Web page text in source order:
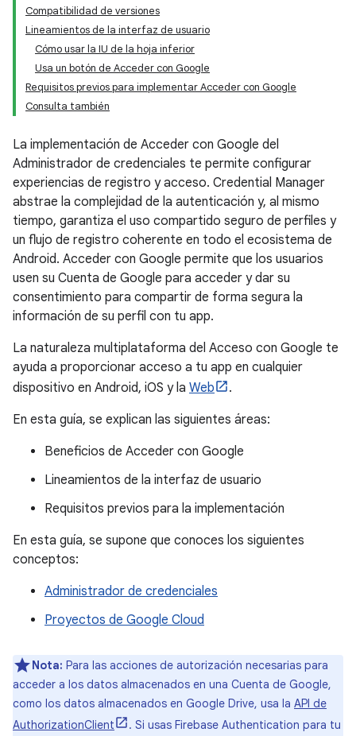
Compatibilidad de versiones
Lineamientos de la interfaz de usuario
Cómo usar la IU de la hoja inferior
Usa un botón de Acceder con Google
Requisitos previos para implementar Acceder con Google
Consulta también
La implementación de Acceder con Google del
Administrador de credenciales te permite configurar
experiencias de registro y acceso. Credential Manager
abstrae la complejidad de la autenticación y, al mismo
tiempo, garantiza el uso compartido seguro de perfiles y
un flujo de registro coherente en todo el ecosistema de
Android. Acceder con Google permite que los usuarios
usen su Cuenta de Google para acceder y dar su
consentimiento para compartir de forma segura la
información de su perfil con tu app.
La naturaleza multiplataforma del Acceso con Google te
ayuda a proporcionar acceso a tu app en cualquier
dispositivo en Android, iOS y la Web
.
En esta guía, se explican las siguientes áreas:
Beneficios de Acceder con Google
Lineamientos de la interfaz de usuario
Requisitos previos para la implementación
En esta guía, se supone que conoces los siguientes
conceptos:
Administrador de credenciales
Proyectos de Google Cloud
Nota: Para las acciones de autorización necesarias para
acceder a los datos almacenados en una Cuenta de Google,
como los datos almacenados en Google Drive, usa la API de
AuthorizationClient
. Si usas Firebase Authentication para tu